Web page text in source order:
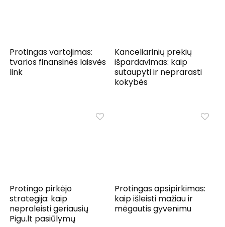
Protingas vartojimas:
tvarios finansinės laisvės
link
Kanceliarinių prekių
išpardavimas: kaip
sutaupyti ir neprarasti
kokybės
Protingo pirkėjo
strategija: kaip
nepraleisti geriausių
Pigu.lt pasiūlymų
Protingas apsipirkimas:
kaip išleisti mažiau ir
mėgautis gyvenimu